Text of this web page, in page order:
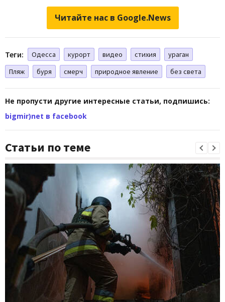
Читайте нас в Google.News
Теги: Одесса курорт видео стихия
ураган
Пляж
буря смерч природное явление без света
Не пропусти другие интересные статьи, подпишись:
bigmir)net в facebook
Статьи по теме